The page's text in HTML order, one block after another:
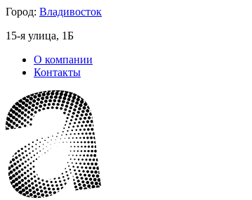
Город: Владивосток
15-я улица, 1Б
О компании
Контакты